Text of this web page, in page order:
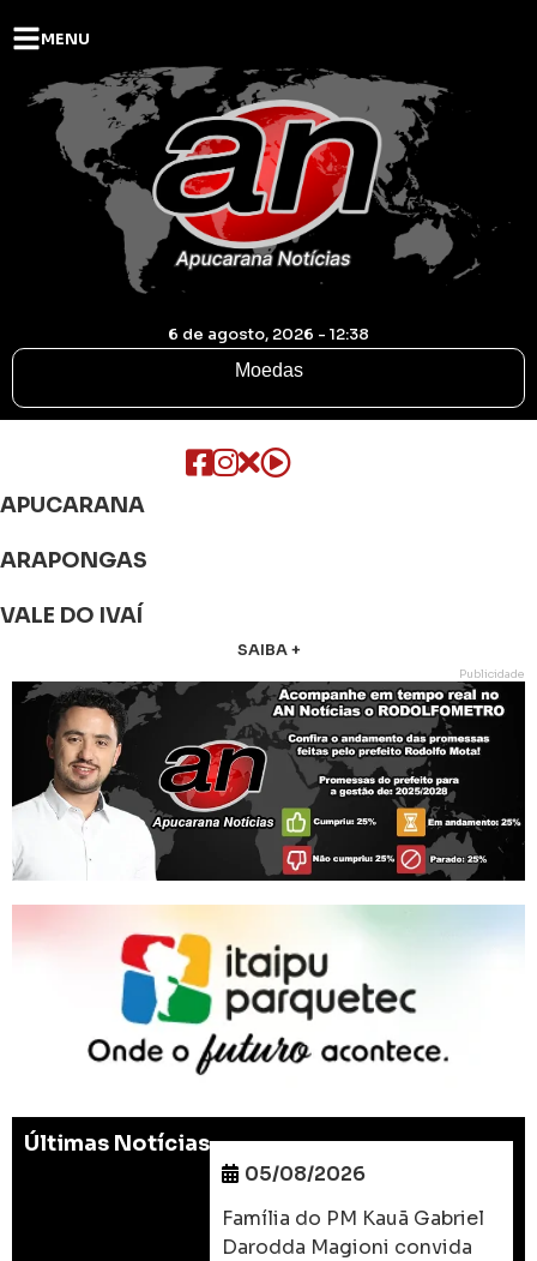
MENU
6 de agosto, 2026 - 12:38
Moedas
APUCARANA
ARAPONGAS
VALE DO IVAÍ
SAIBA +
Publicidade
Últimas Notícias
05/08/2026
Família do PM Kauã Gabriel
Darodda Magioni convida